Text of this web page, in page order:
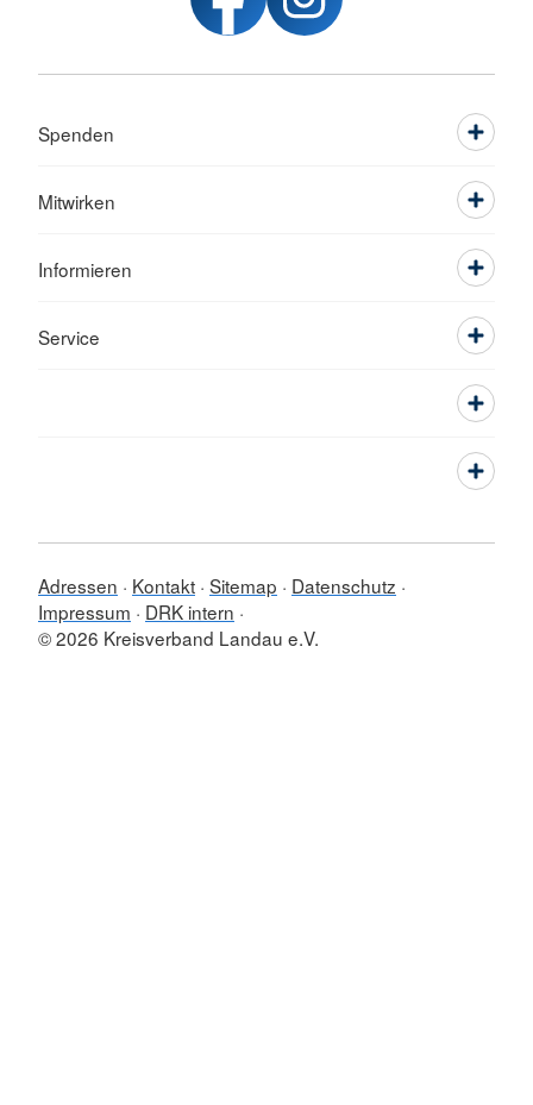
Spenden
Mitwirken
Informieren
Service
Adressen Kontakt Sitemap
Datenschutz
Impressum
DRK intern
© 2026 Kreisverband Landau e.V.